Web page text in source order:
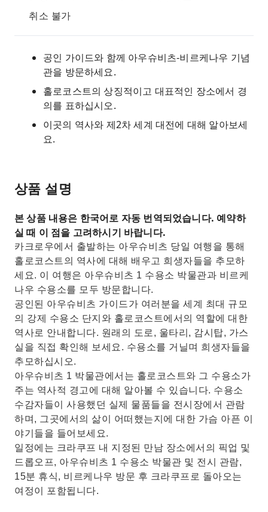
취소 불가
공인 가이드와 함께 아우슈비츠-비르케나우 기념
관을 방문하세요.
홀로코스트의 상징적이고 대표적인 장소에서 경
의를 표하십시오.
이곳의 역사와 제2차 세계 대전에 대해 알아보세
요.
상품 설명
본 상품 내용은 한국어로 자동 번역되었습니다. 예약하
실 때 이 점을 고려하시기 바랍니다.
카크로우에서 출발하는 아우슈비츠 당일 여행을 통해
홀로코스트의 역사에 대해 배우고 희생자들을 추모하
세요. 이 여행은 아우슈비츠 1 수용소 박물관과 비르케
나우 수용소를 모두 방문합니다.
공인된 아우슈비츠 가이드가 여러분을 세계 최대 규모
의 강제 수용소 단지와 홀로코스트에서의 역할에 대한
역사로 안내합니다. 원래의 도로, 울타리, 감시탑, 가스
실을 직접 확인해 보세요. 수용소를 거닐며 희생자들을
추모하십시오.
아우슈비츠 1 박물관에서는 홀로코스트와 그 수용소가
주는 역사적 경고에 대해 알아볼 수 있습니다. 수용소
수감자들이 사용했던 실제 물품들을 전시장에서 관람
하며, 그곳에서의 삶이 어떠했는지에 대한 가슴 아픈 이
야기들을 들어보세요.
일정에는 크라쿠프 내 지정된 만남 장소에서의 픽업 및
드롭오프, 아우슈비츠 1 수용소 박물관 및 전시 관람,
15분 휴식, 비르케나우 방문 후 크라쿠프로 돌아오는
여정이 포함됩니다.